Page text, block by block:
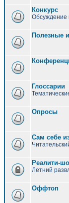
Конкурс
Обсуждение
Полезные
Глоссарии
Опросы
Сам себе
Реалити-
Летний
Оффтоп